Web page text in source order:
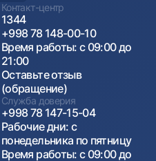
Контакт-центр
1344
+998 78 148-00-10
Время работы: с 09:00 до
21:00
Оставьте отзыв
(обращение)
Служба доверия
+998 78 147-15-04
Рабочие дни: с
понедельника по пятницу
Время работы: с 09:00 до